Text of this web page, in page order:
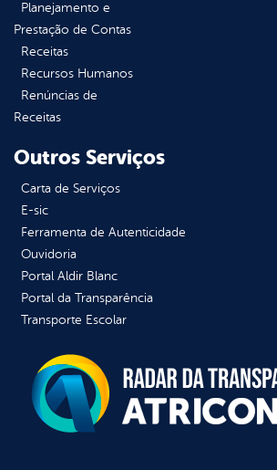
Planejamento e
Prestação de Contas
Receitas
Recursos Humanos
Renúncias de
Receitas
Outros Serviços
Carta de Serviços
E-sic
Ferramenta de Autenticidade
Ouvidoria
Portal Aldir Blanc
Portal da Transparência
Transporte Escolar